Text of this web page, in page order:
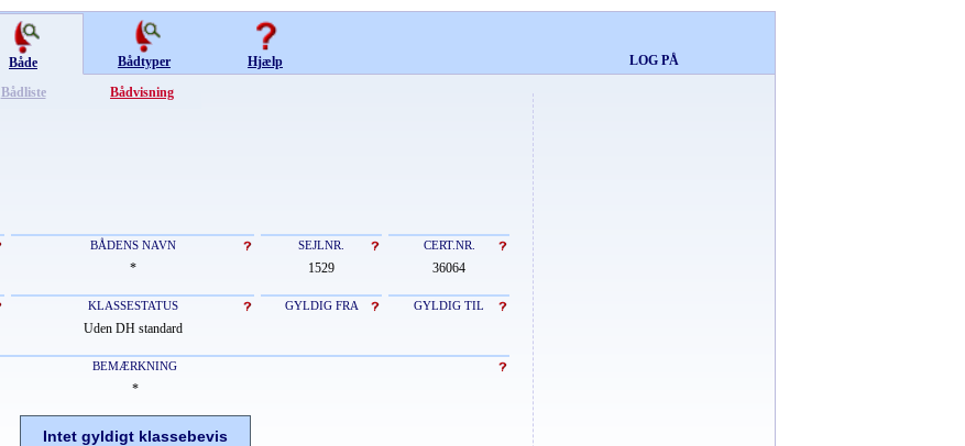
Både
Bådliste Bådvisning
Bådtyper Hjælp LOG PÅ
BÅDENS NAVN SEJLNR. CERT.NR.
* 1529 36064
KLASSESTATUS GYLDIG FRA GYLDIG TIL
Uden DH standard
BEMÆRKNING
*
Intet gyldigt klassebevis